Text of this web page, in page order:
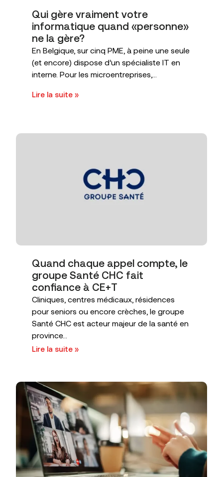
Qui gère vraiment votre
informatique quand «personne»
ne la gère?
En Belgique, sur cinq PME, à peine une seule
(et encore) dispose d’un spécialiste IT en
interne. Pour les microentreprises,...
Lire la suite »
Quand chaque appel compte, le
groupe Santé CHC fait
confiance à CE+T
Cliniques, centres médicaux, résidences
pour seniors ou encore crèches, le groupe
Santé CHC est acteur majeur de la santé en
province...
Lire la suite »